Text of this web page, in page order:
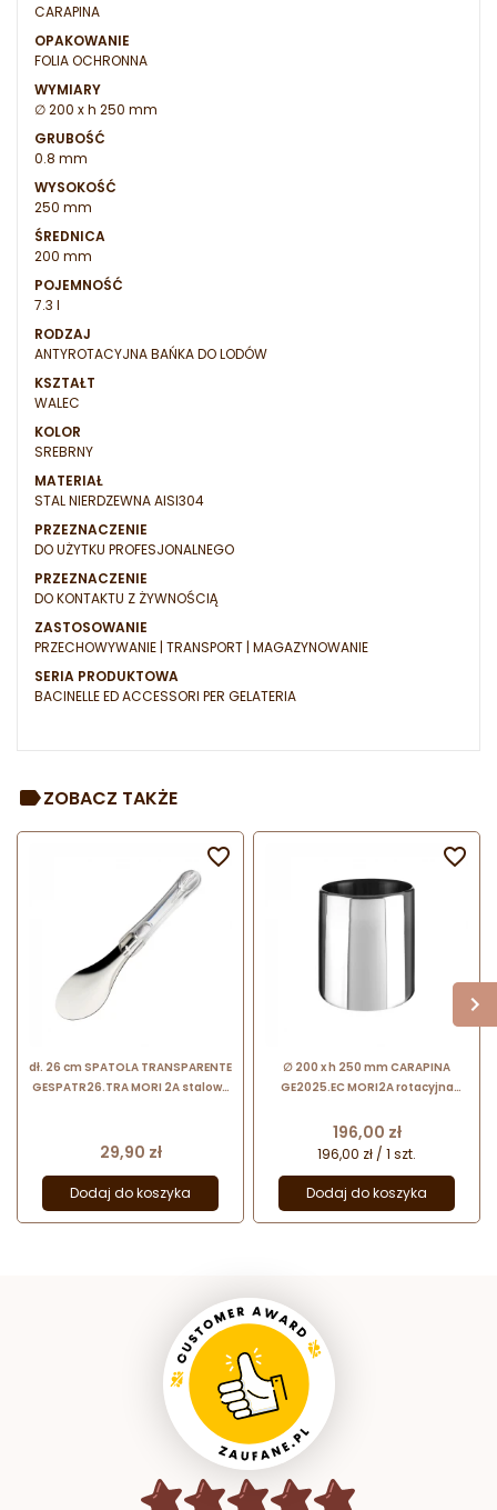
CARAPINA
OPAKOWANIE
FOLIA OCHRONNA
WYMIARY
∅ 200 x h 250 mm
GRUBOŚĆ
0.8 mm
WYSOKOŚĆ
250 mm
ŚREDNICA
200 mm
POJEMNOŚĆ
7.3 l
RODZAJ
ANTYROTACYJNA BAŃKA DO LODÓW
KSZTAŁT
WALEC
KOLOR
SREBRNY
MATERIAŁ
STAL NIERDZEWNA AISI304
PRZEZNACZENIE
DO UŻYTKU PROFESJONALNEGO
PRZEZNACZENIE
DO KONTAKTU Z ŻYWNOŚCIĄ
ZASTOSOWANIE
PRZECHOWYWANIE | TRANSPORT | MAGAZYNOWANIE
SERIA PRODUKTOWA
BACINELLE ED ACCESSORI PER GELATERIA
ZOBACZ TAKŻE
dł. 26 cm SPATOLA TRANSPARENTE
GESPATR26.TRA MORI 2A stalowa
tworzywa
Cena
29,90 zł
Dodaj do koszyka

∅ 200 x h 250 mm CARAPINA
GE2025.EC MORI2A rotacyjna
nierdzewnej
Cena
196,00 zł
196,00 zł / 1 szt.
Dodaj do koszyka
